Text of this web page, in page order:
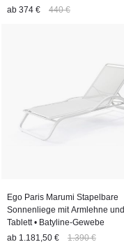
ab 374 € 440 €
Ego Paris Marumi Stapelbare
Sonnenliege mit Armlehne und
Tablett • Batyline-Gewebe
ab 1.181,50 € 1.390 €